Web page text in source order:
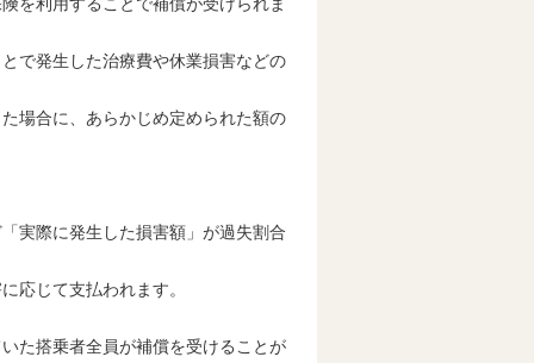
で発生した治療費や休業損害などの
場合に、あらかじめ定められた額の
実際に発生した損害額」が過失割合
応じて支払われます。
た搭乗者全員が補償を受けることが